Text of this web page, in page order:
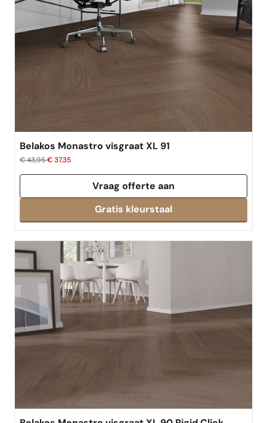
Belakos Monastro visgraat XL 91
€ 43,95€ 37,35
Vraag offerte aan
Gratis kleurstaal